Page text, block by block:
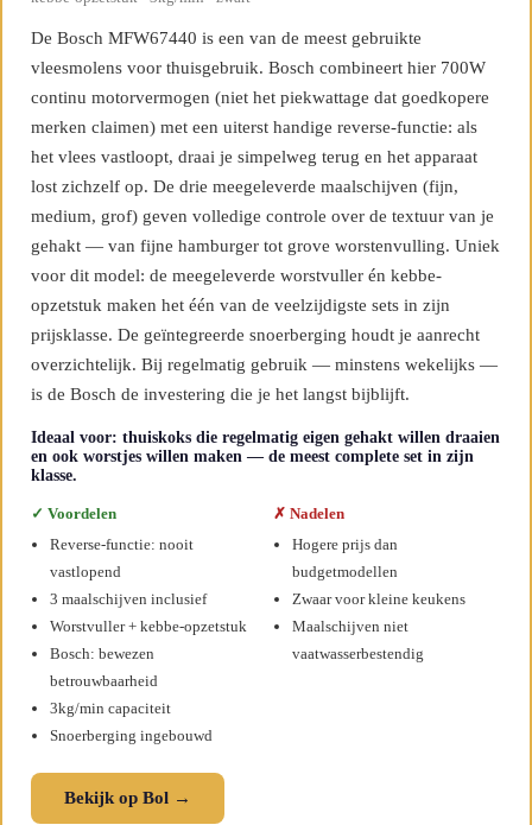
De Bosch MFW67440 is een van de meest gebruikte
vleesmolens voor thuisgebruik. Bosch combineert hier 700W
continu motorvermogen (niet het piekwattage dat goedkopere
merken claimen) met een uiterst handige reverse-functie: als
het vlees vastloopt, draai je simpelweg terug en het apparaat
lost zichzelf op. De drie meegeleverde maalschijven (fijn,
medium, grof) geven volledige controle over de textuur van je
gehakt — van fijne hamburger tot grove worstenvulling. Uniek
voor dit model: de meegeleverde worstvuller én kebbe-
opzetstuk maken het één van de veelzijdigste sets in zijn
prijsklasse. De geïntegreerde snoerberging houdt je aanrecht
overzichtelijk. Bij regelmatig gebruik — minstens wekelijks —
is de Bosch de investering die je het langst bijblijft.
Ideaal voor: thuiskoks die regelmatig eigen gehakt willen draaien
en ook worstjes willen maken — de meest complete set in zijn
klasse.
✓ Voordelen
Reverse-functie: nooit
vastlopend
3 maalschijven inclusief
Worstvuller + kebbe-opzetstuk
Bosch: bewezen
betrouwbaarheid
3kg/min capaciteit
Snoerberging ingebouwd
✗ Nadelen
Hogere prijs dan
budgetmodellen
Zwaar voor kleine keukens
Maalschijven niet
vaatwasserbestendig
Bekijk op Bol →